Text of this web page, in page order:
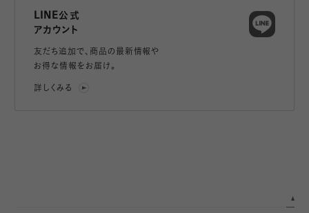
LINE公式
アカウント
友だち追加で、 商品の最新情報や
お得な情報をお届け。
詳しくみる